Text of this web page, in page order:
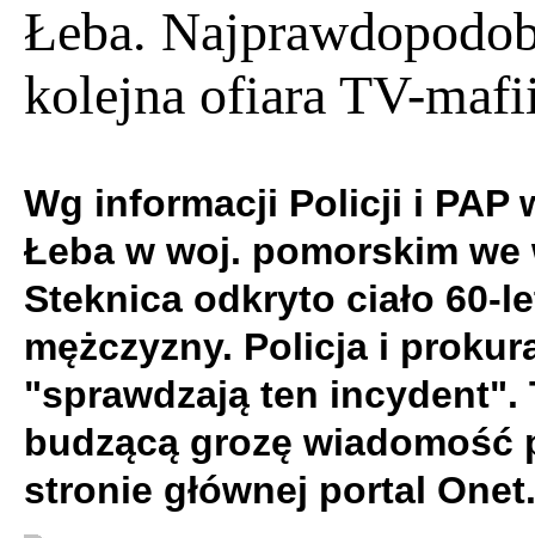
Łeba.
kolejna ofiara TV-
Wg informacji Policji i PAP
Łeba w woj. pomorskim we
Steknica odkryto ciało 60-
mężczyzny. Policja i
"sprawdzają ten incydent".
budzącą grozę wiadomość
stronie głównej portal